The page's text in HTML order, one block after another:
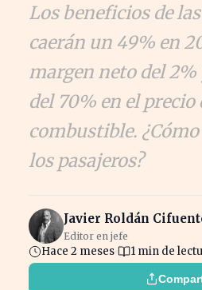
Los beneficios de
caerán un 49% en
margen neto del
del 70% en el precio
combustible.
los pasajeros?
Javier Roldán
Editor en jefe
Hace 2 meses 1 min de